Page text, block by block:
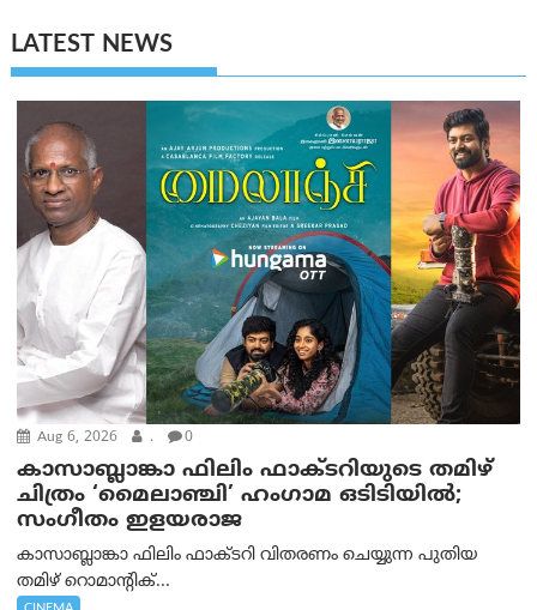
LATEST NEWS
Aug 6, 2026 . 0
കാസാബ്ലാങ്കാ ഫിലിം ഫാക്ടറിയുടെ തമിഴ്
ചിത്രം ‘മൈലാഞ്ചി’ ഹംഗാമ ഒടിടിയിൽ;
സംഗീതം ഇളയരാജ
കാസാബ്ലാങ്കാ ഫിലിം ഫാക്ടറി വിതരണം ചെയ്യുന്ന പുതിയ
തമിഴ് റൊമാന്റിക്...